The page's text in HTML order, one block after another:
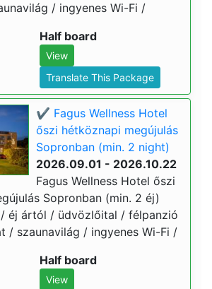
/ ingyenes Wi-Fi /
Half board
View
Translate This Package
✔️ Fagus Wellness Hotel
őszi hétköznapi megújulás
Sopronban (min. 2 night)
2026.09.01 - 2026.10.22
Fagus Wellness Hotel őszi
Sopronban (min. 2 éj)
éj ártól / üdvözlőital / félpanzió
/ szaunavilág / ingyenes Wi-Fi /
Half board
View